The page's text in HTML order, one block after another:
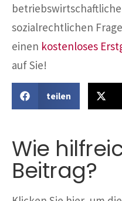
sozialrechtlichen
einen kostenloses
auf Sie!
teilen
Wie
Beitrag?